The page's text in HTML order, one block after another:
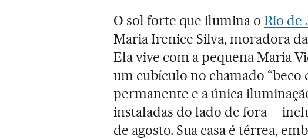
O sol forte que ilumina o Rio de
Maria Irenice Silva, moradora da
Ela vive com a pequena Maria
um cubículo no chamado “beco
permanente e a única
instaladas do lado de fora
de agosto. Sua casa é térrea,